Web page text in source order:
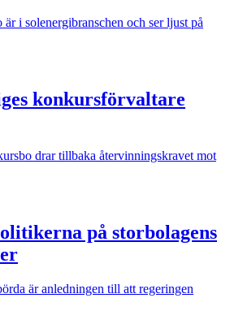
i solenergibranschen och ser ljust på
konkursförvaltare
drar tillbaka återvinningskravet mot
på storbolagens
är anledningen till att regeringen